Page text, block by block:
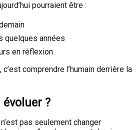
pourraient être :
quelques années
en réflexion
comprendre l’humain derrière la
évoluer ?
pas seulement changer